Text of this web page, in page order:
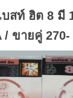
บสท์ ฮิต 8 มี
/ ขายคู่ 270-